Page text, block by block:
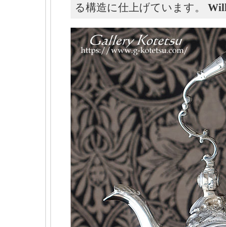
る構造に仕上げています。